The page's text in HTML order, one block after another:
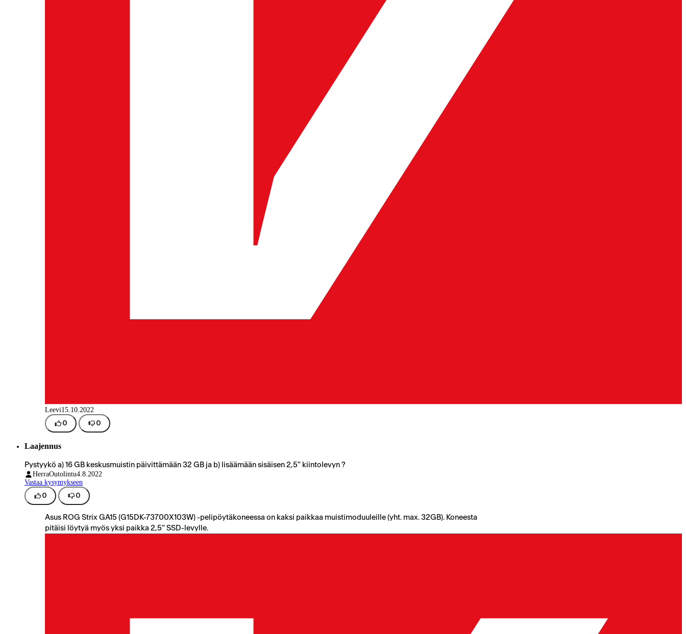
Leevi15.10.2022
0 0
Laajennus
Pystyykö a) 16 GB keskusmuistin päivittämään 32 GB ja b) lisäämään sisäisen 2,5" kiintolevyn ?
HerraOutolintu4.8.2022
Vastaa kysymykseen
0 0
Asus ROG Strix GA15 (G15DK-73700X103W) -pelipöytäkoneessa on kaksi paikkaa muistimoduuleille (yht. max. 32GB). Koneesta
pitäisi löytyä myös yksi paikka 2,5" SSD-levylle.